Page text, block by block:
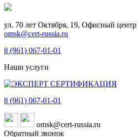
ул. 70 лет Октября, 19, Офисный центр
omsk@cert-russia.ru
8 (961) 067-01-01
Наши услуги
8 (961) 067-01-01
omsk@cert-russia.ru
Обратный звонок